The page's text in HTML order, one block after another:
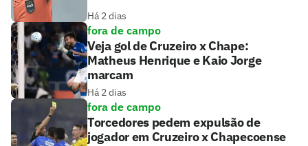
Há 2 dias
fora de campo
Veja gol de Cruzeiro x Chape:
Matheus Henrique e Kaio Jorge
marcam
Há 2 dias
fora de campo
Torcedores pedem expulsão de
jogador em Cruzeiro x Chapecoense